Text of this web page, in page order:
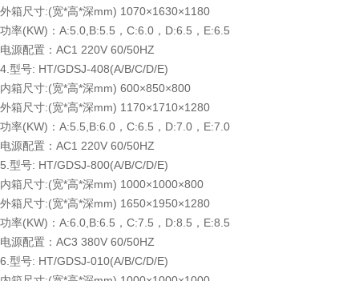
外箱尺寸:(宽*高*深mm) 1070×1630×1180
功率(KW)：A:5.0,B:5.5，C:6.0，D:6.5，E:6.5
电源配置：AC1 220V 60/50HZ
4.型号: HT/GDSJ-408(A/B/C/D/E)
内箱尺寸:(宽*高*深mm) 600×850×800
外箱尺寸:(宽*高*深mm) 1170×1710×1280
功率(KW)：A:5.5,B:6.0，C:6.5，D:7.0，E:7.0
电源配置：AC1 220V 60/50HZ
5.型号: HT/GDSJ-800(A/B/C/D/E)
内箱尺寸:(宽*高*深mm) 1000×1000×800
外箱尺寸:(宽*高*深mm) 1650×1950×1280
功率(KW)：A:6.0,B:6.5，C:7.5，D:8.5，E:8.5
电源配置：AC3 380V 60/50HZ
6.型号: HT/GDSJ-010(A/B/C/D/E)